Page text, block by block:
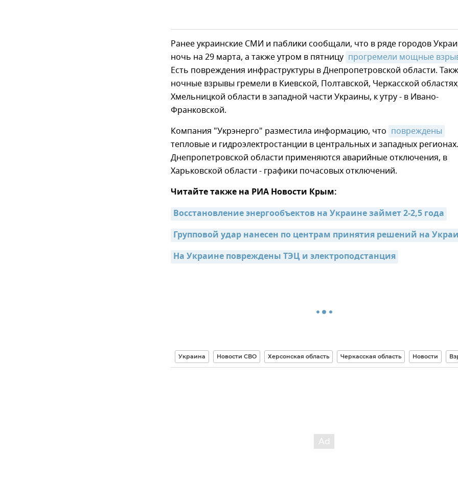
Ранее украинские СМИ и паблики сообщали, что в ряде городов
ночь на 29 марта, а также утром в пятницу прогремели мощные
Есть повреждения инфраструктуры в Днепропетровской области.
ночные взрывы гремели в Киевской, Полтавской, Черкасской
Хмельницкой области в западной части Украины, к утру - в Ивано-
Франковской.
Компания "Укрэнерго" разместила информацию, что повреждены
тепловые и гидроэлектростанции в центральных и западных
Днепропетровской области применяются аварийные отключения, в
Харьковской области - графики почасовых отключений.
Читайте также на РИА Новости Крым:
Восстановление энергообъектов на Украине займет 2-2,5 года
Групповой удар нанесен по центрам принятия решений на
На Украине повреждены ТЭЦ и электроподстанция
Украина Новости СВО Херсонская область Черкасская область Новости